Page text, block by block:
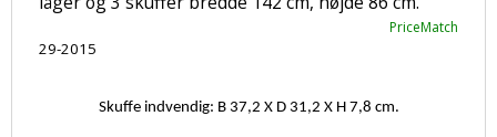
PriceMatch
29-2015
Skuffe indvendig: B 37,2 X D 31,2 X H 7,8 cm.